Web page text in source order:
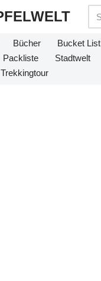
Bücher Bucket List
Packliste Stadtwelt
Trekkingtour